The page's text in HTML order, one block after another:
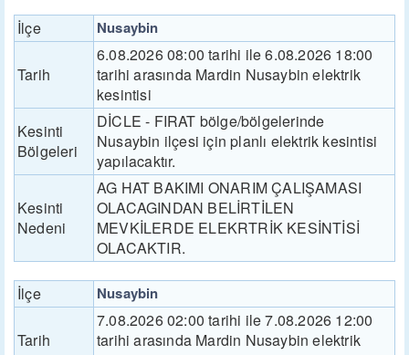
İlçe Nusaybin
Tarih
6.08.2026 08:00 tarihi ile 6.08.2026 18:00
tarihi arasında Mardin Nusaybin elektrik
kesintisi
Kesinti
Bölgeleri
DİCLE - FIRAT bölge/bölgelerinde
Nusaybin ilçesi için planlı elektrik kesintisi
yapılacaktır.
Kesinti
Nedeni
AG HAT BAKIMI ONARIM ÇALIŞAMASI
OLACAGINDAN BELİRTİLEN
MEVKİLERDE ELEKRTRİK KESİNTİSİ
OLACAKTIR.
İlçe Nusaybin
Tarih
7.08.2026 02:00 tarihi ile 7.08.2026 12:00
tarihi arasında Mardin Nusaybin elektrik